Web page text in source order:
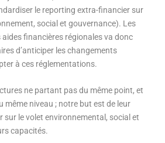
le reporting extra-financier sur
social et gouvernance). Les
aides financières régionales va donc
d’anticiper les changements
à ces réglementations.
ne partant pas du même point, et
même niveau ; notre but est de leur
sur le volet environnemental, social et
capacités.